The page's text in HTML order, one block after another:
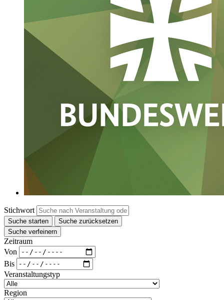
Stichwort
Suche starten
Suche zurücksetzen
Suche verfeinern
Zeitraum
Von
Bis
Veranstaltungstyp
Region